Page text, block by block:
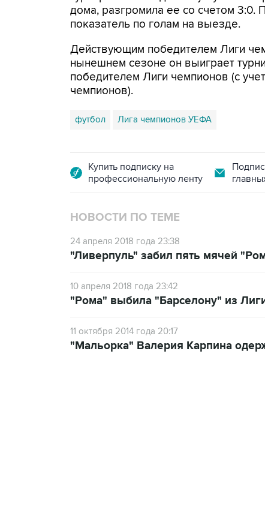
дома, разгромила ее со счетом 3:0.
показатель по голам на выезде.
Действующим победителем Лиги
нынешнем сезоне он выиграет
победителем Лиги чемпионов (с
чемпионов).
футбол Лига чемпионов УЕФА
Купить подписку на
профессиональную ленту
НОВОСТИ ПО ТЕМЕ
24 апреля 2018 года 23:38
"Ливерпуль" забил пять мячей
10 апреля 2018 года 23:42
"Рома" выбила "Барселону" из
11 октября 2014 года 20:17
"Мальорка" Валерия Карпина